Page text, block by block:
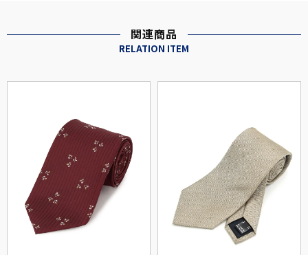
関連商品
RELATION ITEM